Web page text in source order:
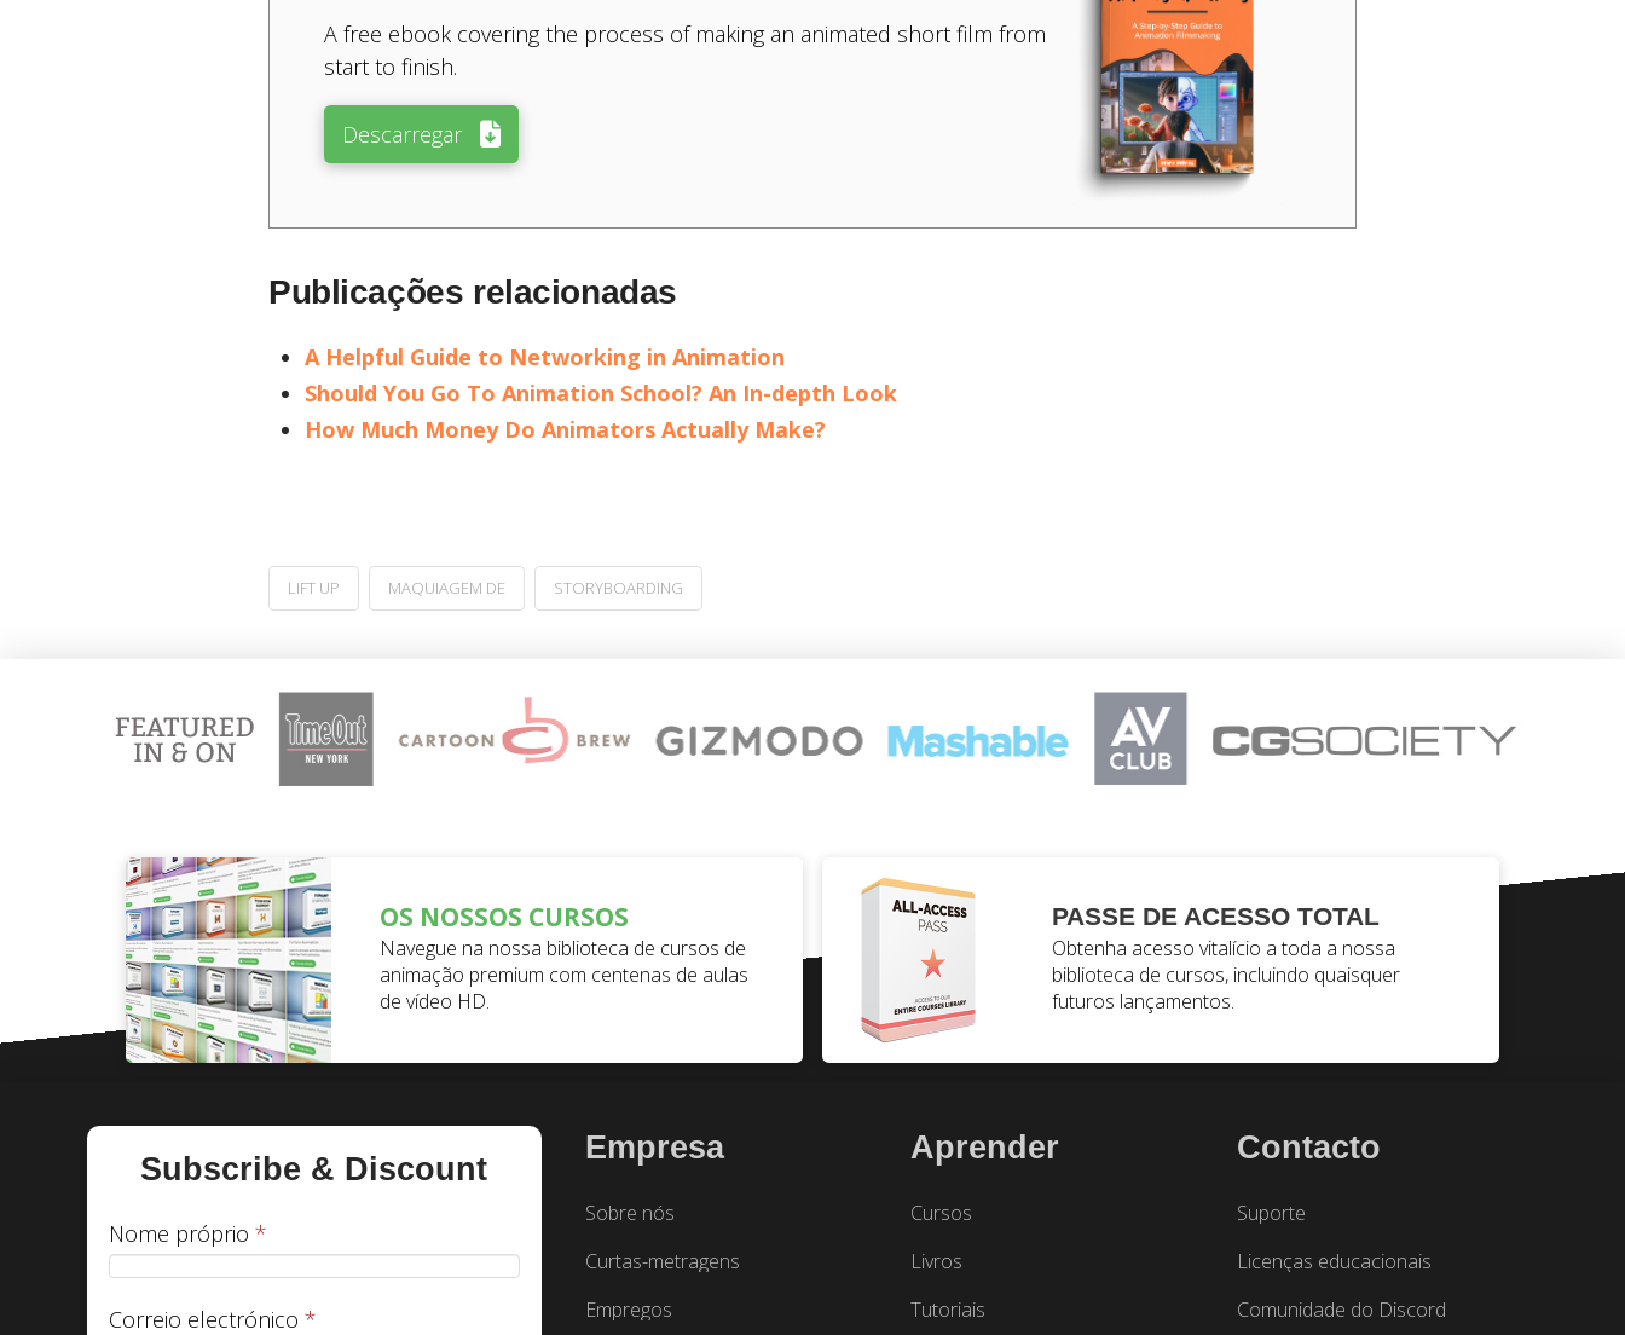
A free ebook covering the process of making an animated short film from
start to finish.
Descarregar
Publicações relacionadas
A Helpful Guide to Networking in Animation
Should You Go To Animation School? An In-depth Look
How Much Money Do Animators Actually Make?
LIFT UP MAQUIAGEM DE STORYBOARDING
OS NOSSOS CURSOS
Navegue na nossa biblioteca de cursos de
animação premium com centenas de aulas
de vídeo HD.
PASSE DE ACESSO TOTAL
Obtenha acesso vitalício a toda a nossa
biblioteca de cursos, incluindo quaisquer
futuros lançamentos.
Subscribe & Discount
Nome próprio *
Correio electrónico *
Empresa
Sobre nós
Curtas-metragens
Empregos
Aprender
Cursos
Livros
Tutoriais
Contacto
Suporte
Licenças educacionais
Comunidade do Discord